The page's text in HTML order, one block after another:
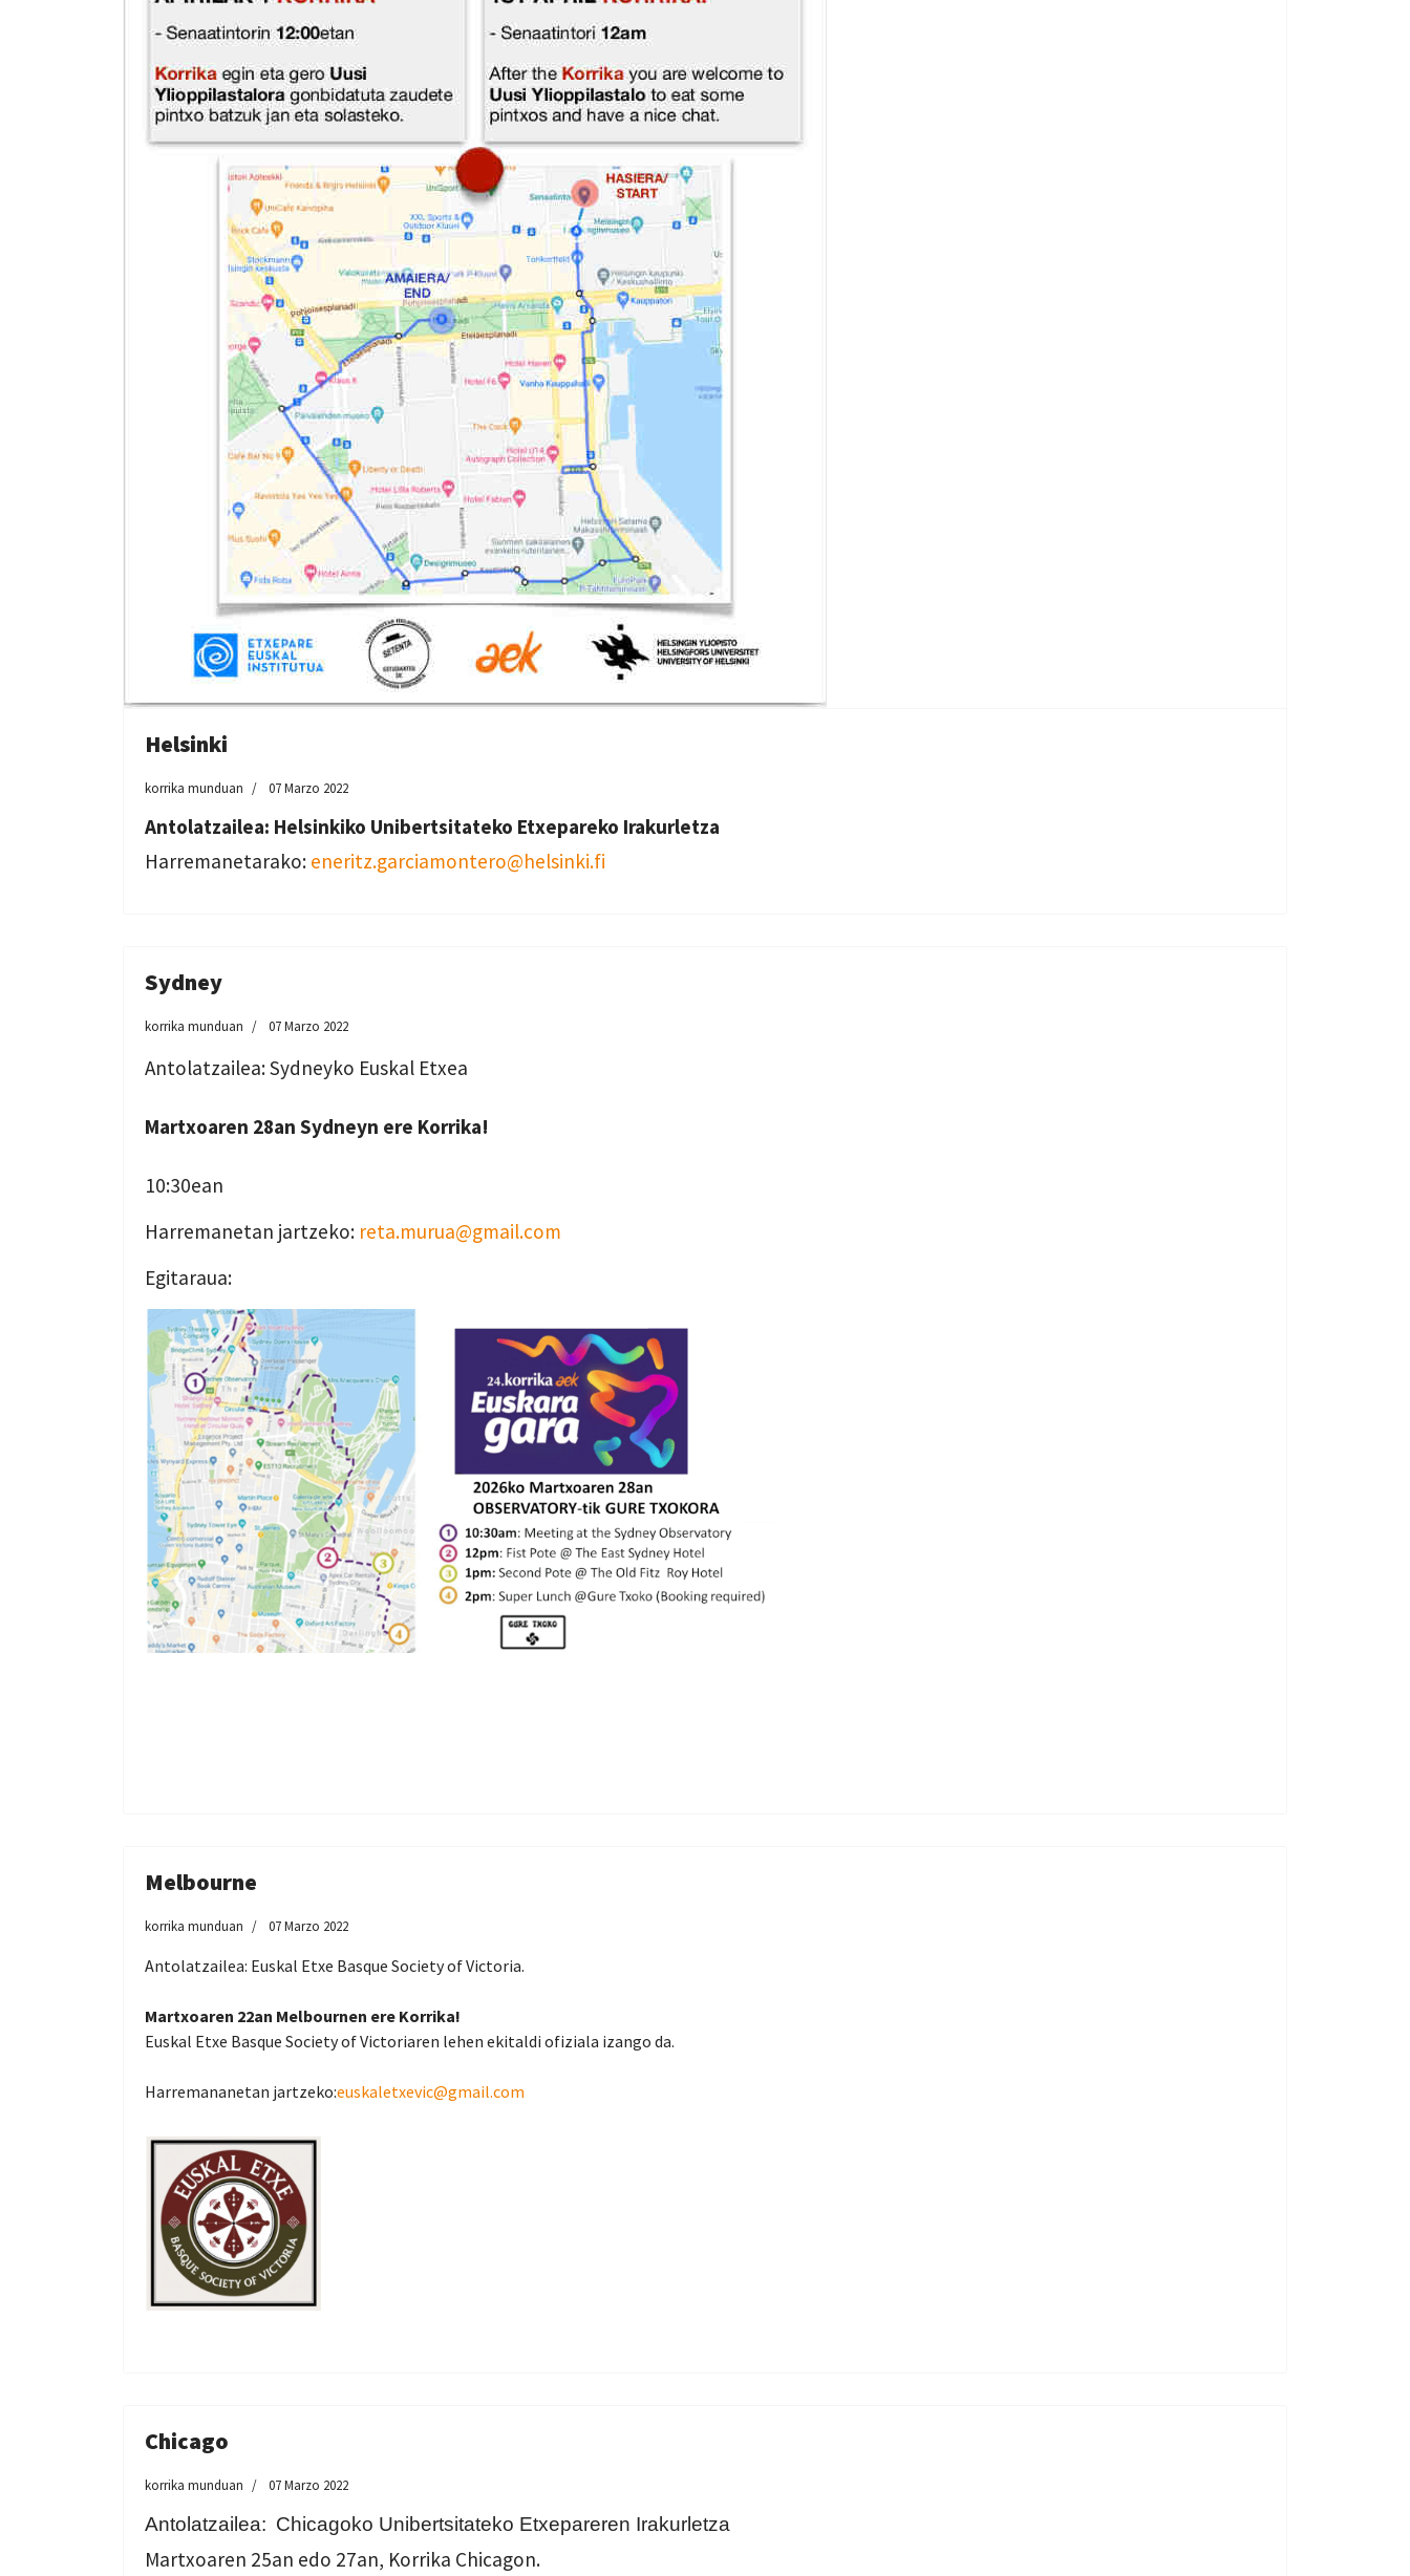
Helsinki
korrika munduan 07 Marzo 2022
Antolatzailea: Helsinkiko Unibertsitateko Etxepareko Irakurletza
Harremanetarako: eneritz.garciamontero@helsinki.fi
Sydney
korrika munduan 07 Marzo 2022
Antolatzailea: Sydneyko Euskal Etxea
Martxoaren 28an Sydneyn ere Korrika!
10:30ean
Harremanetan jartzeko: reta.murua@gmail.com
Egitaraua:
Melbourne
korrika munduan 07 Marzo 2022
Antolatzailea: Euskal Etxe Basque Society of Victoria.
Martxoaren 22an Melbournen ere Korrika!
Euskal Etxe Basque Society of Victoriaren lehen ekitaldi ofiziala izango da.
Harremananetan jartzeko:euskaletxevic@gmail.com
Chicago
korrika munduan 07 Marzo 2022
Antolatzailea: Chicagoko Unibertsitateko Etxepareren Irakurletza
Martxoaren 25an edo 27an, Korrika Chicagon.